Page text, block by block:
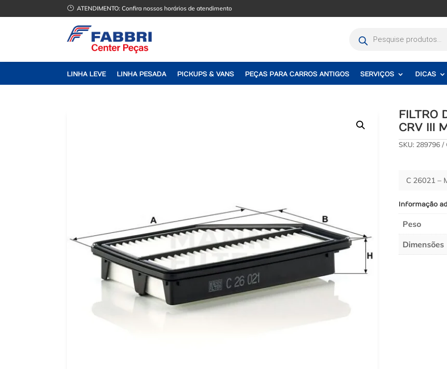
} ATENDIMENTO:Confira nossos horários de atendimento
produtos
LINHA LEVE LINHA PESADA PICKUPS & VANS PEÇAS PARA CARROS ANTIGOS SERVIÇOS DICAS
FILTRO
CRV III
SKU: 289796
C 26021 –
Informação
Peso
Dimensões